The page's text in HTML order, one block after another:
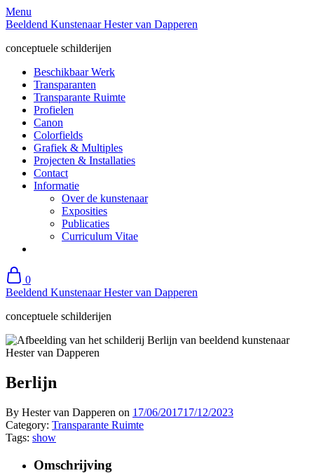
Skip
to
Menu
Beeldend Kunstenaar Hester van Dapperen
conceptuele schilderijen
Beschikbaar Werk
Transparanten
Transparante Ruimte
Profielen
Canon
Colorfields
Grafiek & Multiples
Projecten & Installaties
Contact
Informatie
Over de kunstenaar
Exposities
Publicaties
Curriculum Vitae
0
Beeldend Kunstenaar Hester van Dapperen
conceptuele schilderijen
Berlijn
By Hester van Dapperen on 17/06/201717/12/2023
Category: Transparante Ruimte
Tags: show
Omschrijving